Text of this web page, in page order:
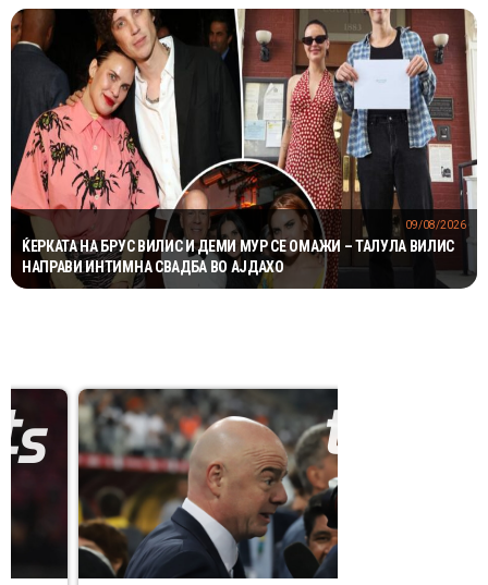
ЌЕРКАТА НА БРУС ВИЛИС И ДЕМИ МУР СЕ ОМАЖИ – ТАЛУЛА ВИЛИС
НАПРАВИ ИНТИМНА СВАДБА ВО АЈДАХО
09/08/2026